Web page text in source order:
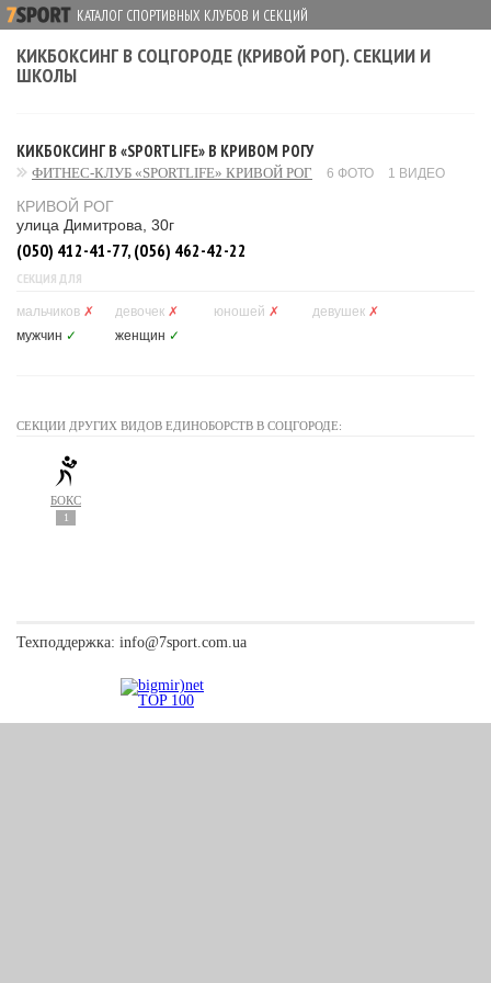
КАТАЛОГ СПОРТИВНЫХ КЛУБОВ И СЕКЦИЙ
КИКБОКСИНГ В СОЦГОРОДЕ (КРИВОЙ РОГ). СЕКЦИИ И
ШКОЛЫ
КИКБОКСИНГ В «SPORTLIFE» В КРИВОМ РОГУ
ФИТНЕС-КЛУБ «SPORTLIFE» КРИВОЙ РОГ 6 ФОТО 1 ВИДЕО
КРИВОЙ РОГ
улица Димитрова, 30г
(050) 412-41-77, (056) 462-42-22
СЕКЦИЯ ДЛЯ
мальчиков ✗ девочек ✗ юношей ✗ девушек ✗
мужчин ✓ женщин ✓
СЕКЦИИ ДРУГИХ ВИДОВ ЕДИНОБОРСТВ В СОЦГОРОДЕ:
БОКС
1
Техподдержка: info@7sport.com.ua